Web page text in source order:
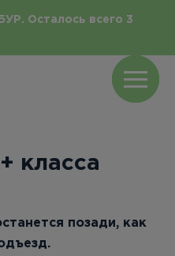
Осталось всего 3
класса
позади, как